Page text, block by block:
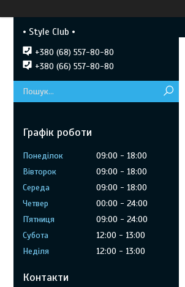
• Style Club •
+380 (68) 557-80-80
+380 (66) 557-80-80
Графік роботи
Понеділок 09:00
18:00
Вівторок
09:00
18:00
Середа
09:00
18:00
Четвер
00:00
24:00
Пʼятниця
09:00
24:00
Субота
12:00
13:00
Неділя
12:00 13:00
Контакти